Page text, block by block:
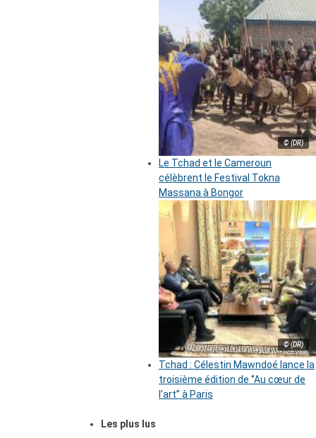
© (DR)
Le Tchad et le Cameroun
célèbrent le Festival Tokna
Massana à Bongor
© (DR)
Tchad : Célestin Mawndoé lance la
troisième édition de ‘’Au cœur de
l’art’’ à Paris
Les plus lus